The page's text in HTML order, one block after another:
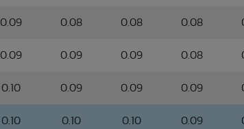
0.09 0.08 0.08 0.08
0.09 0.09 0.09 0.08
0.10 0.09 0.09 0.09
0.10 0.10 0.10 0.09